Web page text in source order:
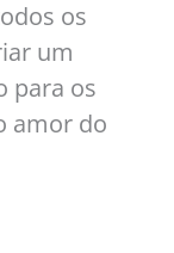
os
um
para os
amor do